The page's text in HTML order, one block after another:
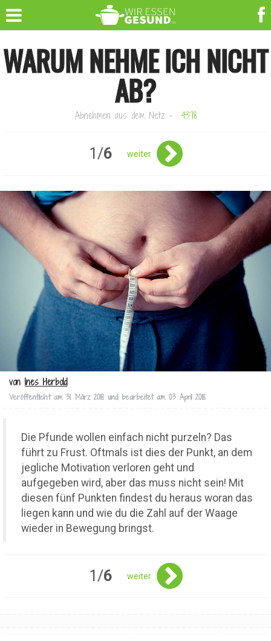
WARUM NEHME ICH NICHT
AB?
Abnehmen aus dem Netz- 4378
1/6 weiter
von Ines Herbold
Veröffentlicht am 31. März 2018 und bearbeitet am 03 April 2018
Die Pfunde wollen einfach nicht purzeln? Das
führt zu Frust. Oftmals ist dies der Punkt, an dem
jegliche Motivation verloren geht und
aufgegeben wird, aber das muss nicht sein! Mit
diesen fünf Punkten findest du heraus woran das
liegen kann und wie du die Zahl auf der Waage
wieder in Bewegung bringst.
1/6 weiter